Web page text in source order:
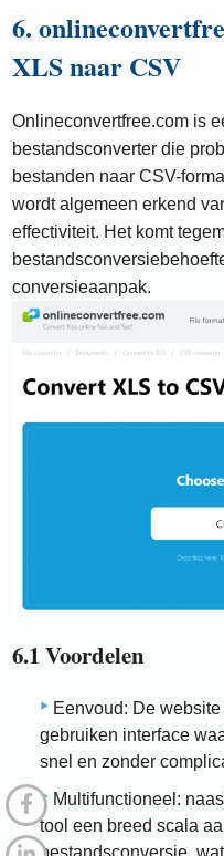
6.
XLS naar CSV
Onlineconvertfree.com is
bestandsconverter die
bestanden naar CSV-
wordt algemeen erkend
effectiviteit. Het komt
conversieaanpak.
6.1 Voordelen
Eenvoud: De
gebruiken interface
snel en zonder
Multifunctioneel:
tool een breed scala
bestandsconversie,